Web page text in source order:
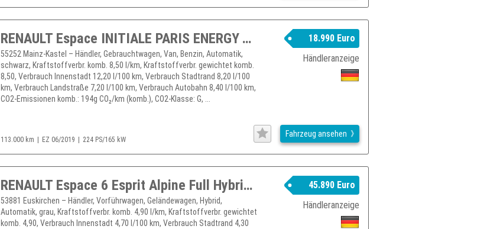
RENAULT Espace INITIALE PARIS ENERGY TCe 225 EDC
55252 Mainz-Kastel – Händler, Gebrauchtwagen, Van, Benzin, Automatik,
schwarz, Kraftstoffverbr. komb. 8,50 l/km, Kraftstoffverbr. gewichtet komb.
8,50, Verbrauch Innenstadt 12,20 l/100 km, Verbrauch Stadtrand 8,20 l/100
km, Verbrauch Landstraße 7,20 l/100 km, Verbrauch Autobahn 8,40 l/100 km,
CO2-Emissionen komb.: 194g CO₂/km (komb.), CO2-Klasse: G, ...
18.990 Euro
Händleranzeige
113.000 km EZ 06/2019 224 PS/165 kW
Fahrzeug ansehen
RENAULT Espace 6 Esprit Alpine Full Hybrid E-Tech 200 7-Sitzer
53881 Euskirchen – Händler, Vorführwagen, Geländewagen, Hybrid,
Automatik, grau, Kraftstoffverbr. komb. 4,90 l/km, Kraftstoffverbr. gewichtet
komb. 4,90, Verbrauch Innenstadt 4,70 l/100 km, Verbrauch Stadtrand 4,30
45.890 Euro
Händleranzeige